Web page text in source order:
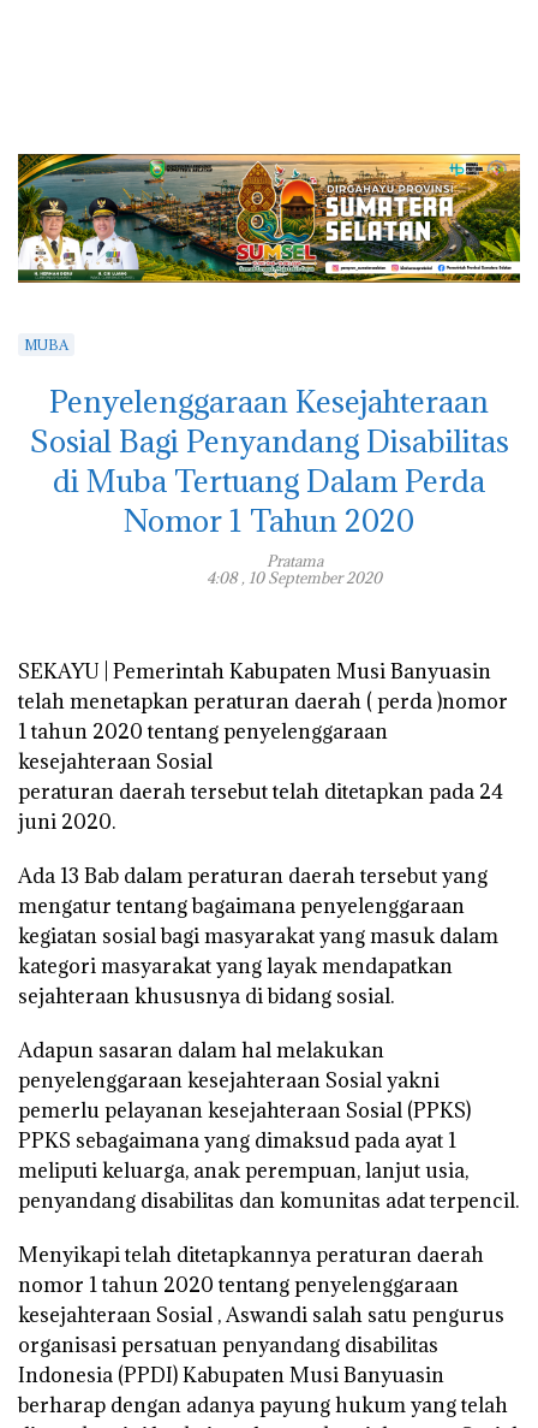
MUBA
Penyelenggaraan Kesejahteraan
Sosial Bagi Penyandang Disabilitas
di Muba Tertuang Dalam Perda
Nomor 1 Tahun 2020
Pratama
4:08 , 10 September 2020
SEKAYU | Pemerintah Kabupaten Musi Banyuasin
telah menetapkan peraturan daerah ( perda )nomor
1 tahun 2020 tentang penyelenggaraan
kesejahteraan Sosial
peraturan daerah tersebut telah ditetapkan pada 24
juni 2020.
Ada 13 Bab dalam peraturan daerah tersebut yang
mengatur tentang bagaimana penyelenggaraan
kegiatan sosial bagi masyarakat yang masuk dalam
kategori masyarakat yang layak mendapatkan
sejahteraan khususnya di bidang sosial.
Adapun sasaran dalam hal melakukan
penyelenggaraan kesejahteraan Sosial yakni
pemerlu pelayanan kesejahteraan Sosial (PPKS)
PPKS sebagaimana yang dimaksud pada ayat 1
meliputi keluarga, anak perempuan, lanjut usia,
penyandang disabilitas dan komunitas adat terpencil.
Menyikapi telah ditetapkannya peraturan daerah
nomor 1 tahun 2020 tentang penyelenggaraan
kesejahteraan Sosial , Aswandi salah satu pengurus
organisasi persatuan penyandang disabilitas
Indonesia (PPDI) Kabupaten Musi Banyuasin
berharap dengan adanya payung hukum yang telah